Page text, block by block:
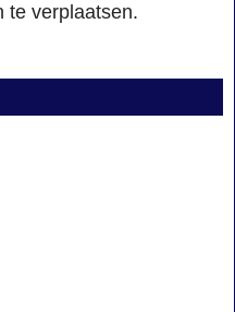
te verplaatsen.